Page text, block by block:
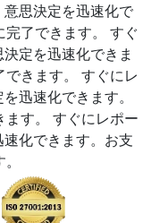
思決定を迅速化で
了できます。
すぐ
定を迅速化できま
きます。
すぐにレ
迅速化できます。
す。
すぐにレポー
化できます。お支